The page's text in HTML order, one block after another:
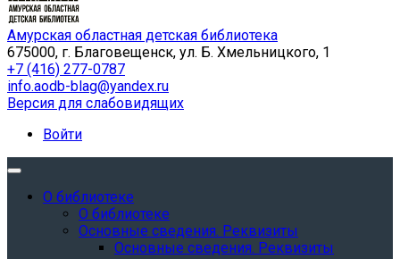
Амурская областная детская библиотека
675000, г. Благовещенск, ул. Б. Хмельницкого, 1
+7 (416) 277-0787
info.aodb-blag@yandex.ru
Версия для слабовидящих
Войти
О библиотеке
О библиотеке
Основные сведения. Реквизиты
Основные сведения. Реквизиты